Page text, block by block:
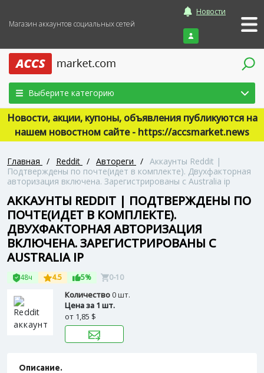
Магазин аккаунтов социальных сетей
Новости
Войти
Выберите категорию
Новости, акции, купоны, объявления публикуются на
нашем новостном сайте - https://accsmarket.news
Главная / Reddit / Автореги / Аккаунты Reddit |
Подтверждены по почте(идет в комплекте). Двухфакторная
авторизация включена. Зарегистрированы с Australia ip
АККАУНТЫ REDDIT | ПОДТВЕРЖДЕНЫ ПО
ПОЧТЕ(ИДЕТ В КОМПЛЕКТЕ).
ДВУХФАКТОРНАЯ АВТОРИЗАЦИЯ
ВКЛЮЧЕНА. ЗАРЕГИСТРИРОВАНЫ С
AUSTRALIA IP
48ч 4.5 5% 0-10
Количество0 шт.
Цена за 1 шт.
от 1,85 $
Описание.